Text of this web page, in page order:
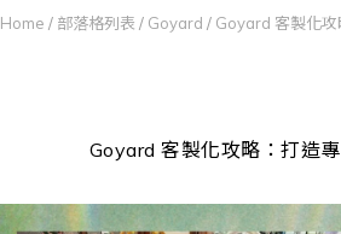
Home / 部落格列表 / Goyard / Goyard 客製化
Goyard 客製化攻略：打造